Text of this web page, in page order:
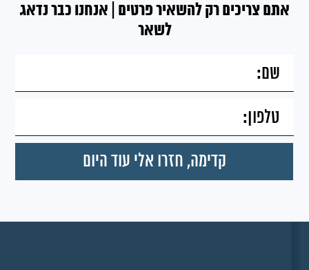
אתם צריכים רק להשאיר פרטים | אנחנו כבר נדאג
לשאר